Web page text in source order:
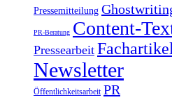
Pressemitteilung
PR-Beratung Content-
Pressearbeit Fachartikel
Newsletter
Öffentlichkeitsarbeit PR